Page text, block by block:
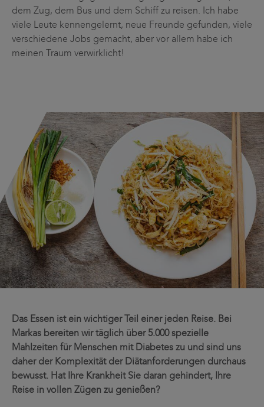
dem Zug, dem Bus und dem Schiff zu reisen. Ich habe
viele Leute kennengelernt, neue Freunde gefunden, viele
verschiedene Jobs gemacht, aber vor allem habe ich
meinen Traum verwirklicht!
Das Essen ist ein wichtiger Teil einer jeden Reise. Bei
Markas bereiten wir täglich über 5.000 spezielle
Mahlzeiten für Menschen mit Diabetes zu und sind uns
daher der Komplexität der Diätanforderungen durchaus
bewusst. Hat Ihre Krankheit Sie daran gehindert, Ihre
Reise in vollen Zügen zu genießen?